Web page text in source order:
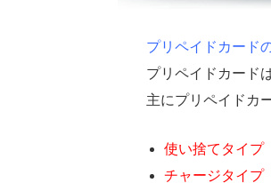
プリペイドカード
プリペイドカード
主にプリペイドカ
使い捨てタイプ
チャージタイプ